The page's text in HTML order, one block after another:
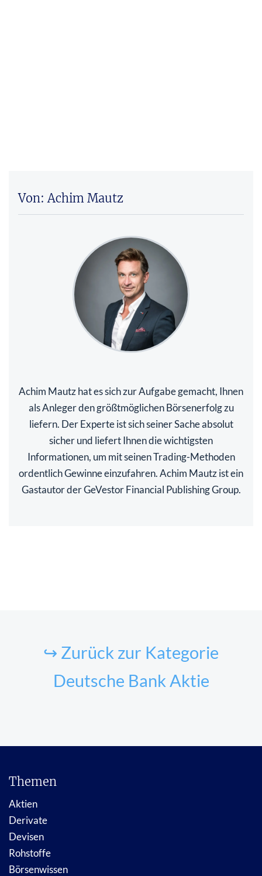
Von: Achim Mautz
Achim Mautz hat es sich zur Aufgabe gemacht, Ihnen
als Anleger den größtmöglichen Börsenerfolg zu
liefern. Der Experte ist sich seiner Sache absolut
sicher und liefert Ihnen die wichtigsten
Informationen, um mit seinen Trading-Methoden
ordentlich Gewinne einzufahren. Achim Mautz ist ein
Gastautor der GeVestor Financial Publishing Group.
↪ Zurück zur Kategorie
Deutsche Bank Aktie
Themen
Aktien
Derivate
Devisen
Rohstoffe
Börsenwissen